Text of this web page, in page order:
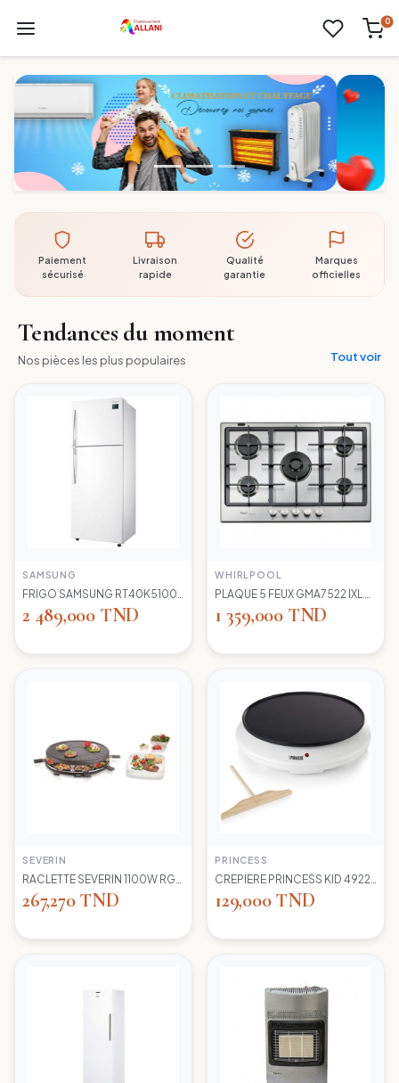
0
Paiement
sécurisé
Livraison
rapide
Qualité
garantie
Marques
officielles
Tendances du moment
Nos pièces les plus populaires Tout voir
SAMSUNG
2 489,000 TND
WHIRLPOOL
1 359,000 TND
SEVERIN
267,270 TND
PRINCESS
129,000 TND